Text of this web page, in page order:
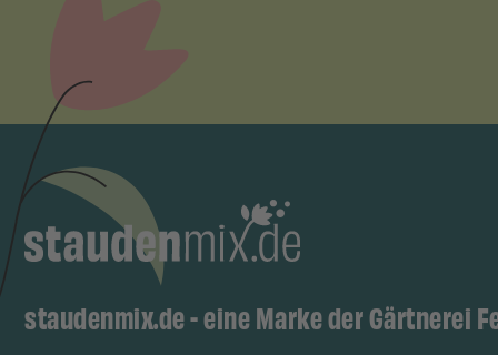
staudenmix.de - eine Marke der Gärtnerei